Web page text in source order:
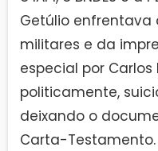
Getúlio enfrentava
militares e da
especial por
politicamente,
deixando o
Carta-Testamento.